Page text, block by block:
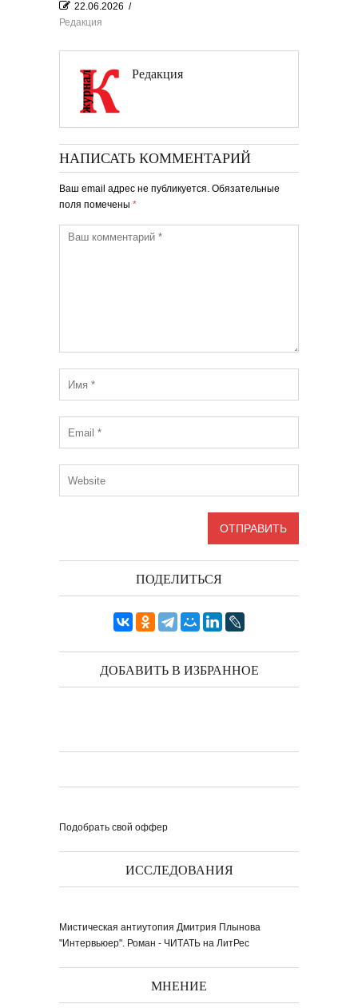
22.06.2026 /
Редакция
Редакция
НАПИСАТЬ КОММЕНТАРИЙ
Ваш email адрес не публикуется. Обязательные
поля помечены *
ПОДЕЛИТЬСЯ
ДОБАВИТЬ В ИЗБРАННОЕ
Подобрать свой оффер
ИССЛЕДОВАНИЯ
Мистическая антиутопия Дмитрия Плынова
"Интервьюер". Роман - ЧИТАТЬ на ЛитРес
МНЕНИЕ